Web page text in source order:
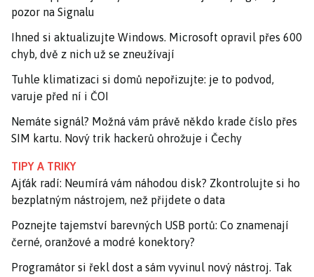
pozor na Signalu
Ihned si aktualizujte Windows. Microsoft opravil přes 600
chyb, dvě z nich už se zneužívají
Tuhle klimatizaci si domů nepořizujte: je to podvod,
varuje před ní i ČOI
Nemáte signál? Možná vám právě někdo krade číslo přes
SIM kartu. Nový trik hackerů ohrožuje i Čechy
TIPY A TRIKY
Ajťák radí: Neumírá vám náhodou disk? Zkontrolujte si ho
bezplatným nástrojem, než přijdete o data
Poznejte tajemství barevných USB portů: Co znamenají
černé, oranžové a modré konektory?
Programátor si řekl dost a sám vyvinul nový nástroj. Tak